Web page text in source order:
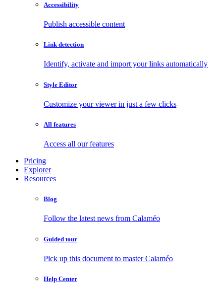
Accessibility
Publish accessible content
Link detection
Identify, activate and import your links automatically
Style Editor
Customize your viewer in just a few clicks
All features
Access all our features
Pricing
Explorer
Resources
Blog
Follow the latest news from Calaméo
Guided tour
Pick up this document to master Calaméo
Help Center